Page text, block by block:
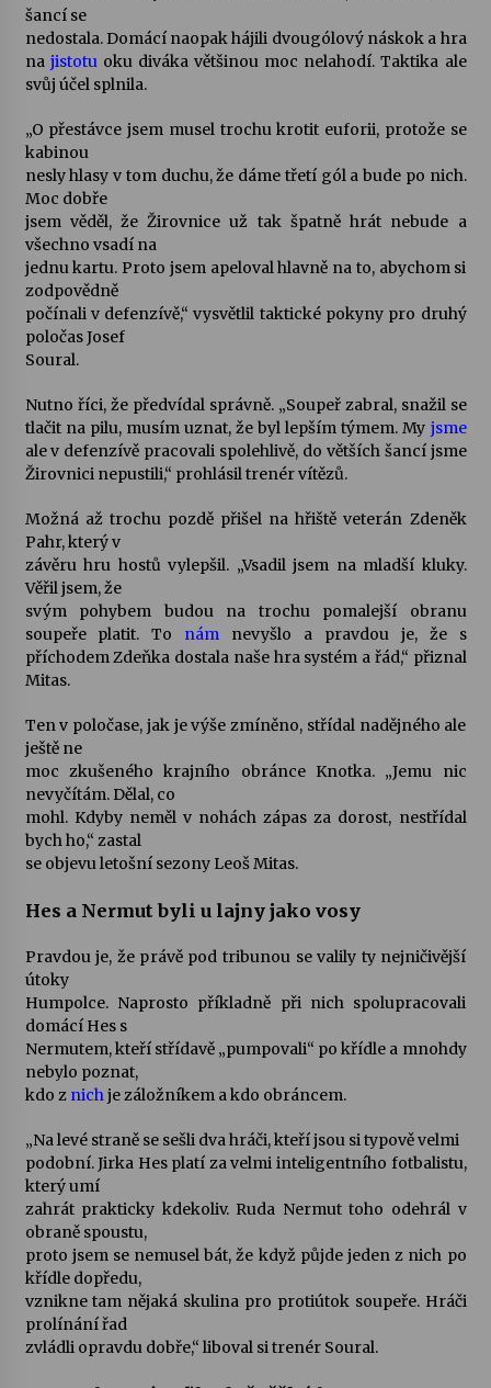
šancí se
nedostala. Domácí naopak hájili dvougólový náskok a hra
na jistotuoku diváka většinou moc nelahodí. Taktika ale
svůj účel splnila.
„O přestávce jsem musel trochu krotit euforii, protože se
kabinou
nesly hlasy v tom duchu, že dáme třetí gól a bude po nich.
Moc dobře
jsem věděl, že Žirovnice už tak špatně hrát nebude a
všechno vsadí na
jednu kartu. Proto jsem apeloval hlavně na to, abychom si
zodpovědně
počínali v defenzívě,“ vysvětlil taktické pokyny pro druhý
poločas Josef
Soural.
Nutno říci, že předvídal správně. „Soupeř zabral, snažil se
tlačit na pilu, musím uznat, že byl lepším týmem. My jsme
ale v defenzívě pracovali spolehlivě, do větších šancí jsme
Žirovnici nepustili,“ prohlásil trenér vítězů.
Možná až trochu pozdě přišel na hřiště veterán Zdeněk
Pahr, který v
závěru hru hostů vylepšil. „Vsadil jsem na mladší kluky.
Věřil jsem, že
svým pohybem budou na trochu pomalejší obranu
soupeře platit. To nám nevyšlo a pravdou je, že s
příchodem Zdeňka dostala naše hra systém a řád,“ přiznal
Mitas.
Ten v poločase, jak je výše zmíněno, střídal nadějného ale
ještě ne
moc zkušeného krajního obránce Knotka. „Jemu nic
nevyčítám. Dělal, co
mohl. Kdyby neměl v nohách zápas za dorost, nestřídal
bych ho,“ zastal
se objevu letošní sezony Leoš Mitas.
Hes a Nermut byli u lajny jako vosy
Pravdou je, že právě pod tribunou se valily ty nejničivější
útoky
Humpolce. Naprosto příkladně při nich spolupracovali
domácí Hes s
Nermutem, kteří střídavě „pumpovali“ po křídle a mnohdy
nebylo poznat,
kdo z nichje záložníkem a kdo obráncem.
„Na levé straně se sešli dva hráči, kteří jsou si typově velmi
podobní. Jirka Hes platí za velmi inteligentního fotbalistu,
který umí
zahrát prakticky kdekoliv. Ruda Nermut toho odehrál v
obraně spoustu,
proto jsem se nemusel bát, že když půjde jeden z nich po
křídle dopředu,
vznikne tam nějaká skulina pro protiútok soupeře. Hráči
prolínání řad
zvládli opravdu dobře,“ liboval si trenér Soural.